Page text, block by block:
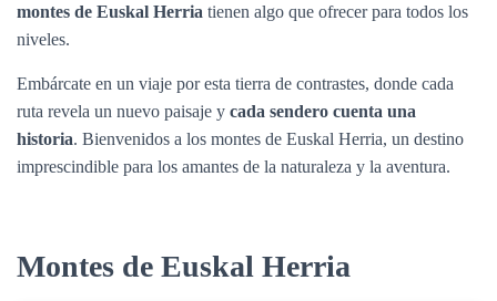
N
montes de Euskal Herria tienen algo que ofrecer para todos los
niveles.
Embárcate en un viaje por esta tierra de contrastes, donde cada
ruta revela un nuevo paisaje y cada sendero cuenta una
historia. Bienvenidos a los montes de Euskal Herria, un destino
imprescindible para los amantes de la naturaleza y la aventura.
Montes de Euskal Herria